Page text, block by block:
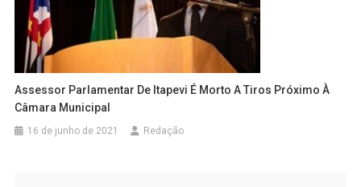
Assessor Parlamentar De Itapevi É Morto A Tiros Próximo À
Câmara Municipal
16 de junho de 2021 Redação